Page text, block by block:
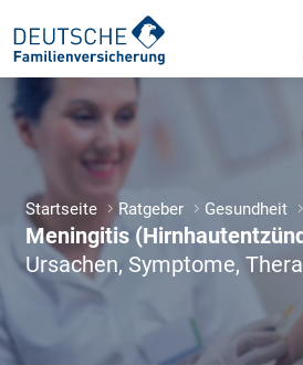
Mo - Fr 09:00 -
Startseite Ratgeber Gesundheit
Meningitis
Ursachen, Symptome,